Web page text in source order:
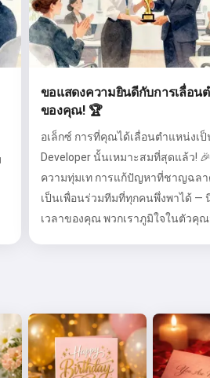
ขอแสดงความยินดีกับการเลื่อน
ของคุณ! 🏆
อเล็กซ์ การที่คุณได้เลื่อนตำแหน่งเป็
Developer นั้นเหมาะสมที่สุดแล้ว!
ความทุ่มเท การแก้ปัญหาที่ชาญฉลา
เป็นเพื่อนร่วมทีมที่ทุกคนพึ่งพาได้ —
เวลาของคุณ พวกเราภูมิใจในตัวคุณ